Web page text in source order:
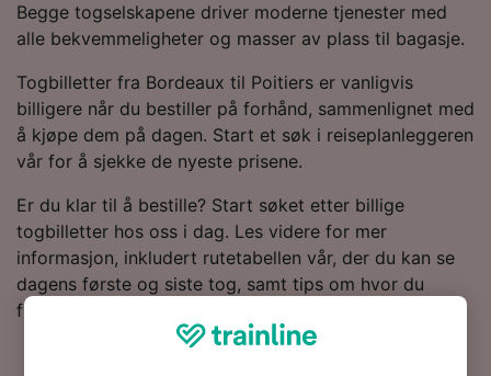
Begge togselskapene driver moderne tjenester med
alle bekvemmeligheter og masser av plass til bagasje.
Togbilletter fra Bordeaux til Poitiers er vanligvis
billigere når du bestiller på forhånd, sammenlignet med
å kjøpe dem på dagen. Start et søk i reiseplanleggeren
vår for å sjekke de nyeste prisene.
Er du klar til å bestille? Start søket etter billige
togbilletter hos oss i dag. Les videre for mer
informasjon, inkludert rutetabellen vår, der du kan se
dagens første og siste tog, samt tips om hvor du
finner togbilletter til en lav pris.